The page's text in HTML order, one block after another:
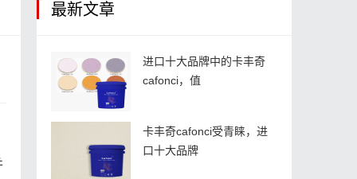
最新文章
进口十大品牌中的卡丰奇
cafonci，值
卡丰奇cafonci受青睐，进
口十大品牌